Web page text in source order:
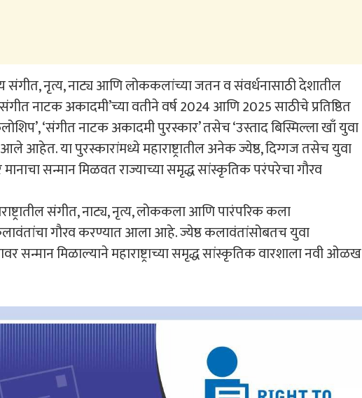
संगीत, नृत्य, नाट्य आणि लोककलांच्या जतन व संवर्धनासाठी देशातील
नाटक अकादमी’च्या वतीने वर्ष 2024 आणि 2025 साठीचे प्रतिष्ठित
‘संगीत नाटक अकादमी पुरस्कार’ तसेच ‘उस्ताद बिस्मिल्ला खाँ युवा
आहेत. या पुरस्कारांमध्ये महाराष्ट्रातील अनेक ज्येष्ठ, दिग्गज तसेच युवा
मानाचा सन्मान मिळवत राज्याच्या समृद्ध सांस्कृतिक परंपरेचा गौरव
संगीत, नाट्य, नृत्य, लोककला आणि पारंपरिक कला
गौरव करण्यात आला आहे. ज्येष्ठ कलावंतांसोबतच युवा
सन्मान मिळाल्याने महाराष्ट्राच्या समृद्ध सांस्कृतिक वारशाला नवी ओळख